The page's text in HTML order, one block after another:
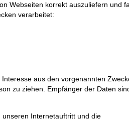
Webseiten korrekt auszuliefern und
verarbeitet:
aus den vorgenannten
zu ziehen. Empfänger der Daten
Internetauftritt und die